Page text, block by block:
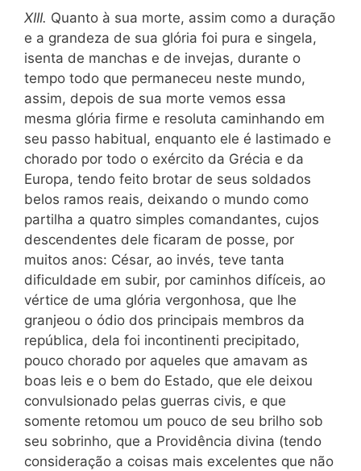
XIII. Quanto à sua morte, assim como a duração
e a grandeza de sua glória foi pura e singela,
isenta de manchas e de invejas, durante o
tempo todo que permaneceu neste mundo,
assim, depois de sua morte vemos essa
mesma glória firme e resoluta caminhando em
seu passo habitual, enquanto ele é lastimado e
chorado por todo o exército da Grécia e da
Europa, tendo feito brotar de seus soldados
belos ramos reais, deixando o mundo como
partilha a quatro simples comandantes, cujos
descendentes dele ficaram de posse, por
muitos anos: César, ao invés, teve tanta
dificuldade em subir, por caminhos difíceis, ao
vértice de uma glória vergonhosa, que lhe
granjeou o ódio dos principais membros da
república, dela foi incontinenti precipitado,
pouco chorado por aqueles que amavam as
boas leis e o bem do Estado, que ele deixou
convulsionado pelas guerras civis, e que
somente retomou um pouco de seu brilho sob
seu sobrinho, que a Providência divina (tendo
consideração a coisas mais excelentes que não